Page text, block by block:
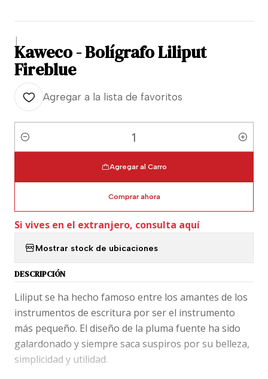
|
Kaweco - Bolígrafo Liliput
Fireblue
Agregar a la lista de favoritos
Cantidad
Agregar al Carro
Comprar ahora
Si vives en el extranjero, consulta aquí
Mostrar stock de ubicaciones
DESCRIPCIÓN
Liliput se ha hecho famoso entre los amantes de los
instrumentos de escritura por ser el instrumento
más pequeño. El diseño de la pluma fuente ha sido
galardonado y siempre saca suspiros por su belleza,
simplicidad y utilidad.